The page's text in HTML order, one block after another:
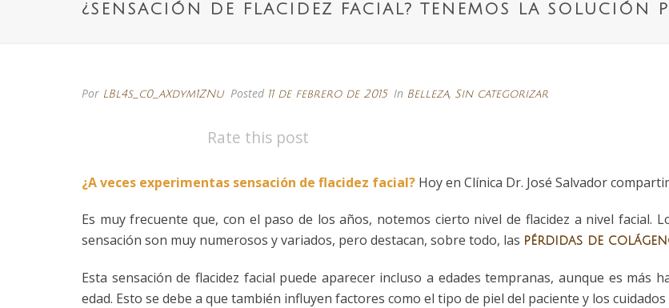
¿SENSACIÓN DE FLACIDEZ FACIAL? TENEMOS LA SOLUCIÓN
Por LBl4s_c0_aXdym1ZNu Posted 11 de febrero de 2015 In Belleza, Sin categorizar
Rate this post
¿A veces experimentas sensación de flacidez facial? Hoy en Clínica Dr. José Salvador
Es muy frecuente que, con el paso de los años, notemos cierto nivel de flacidez a nivel facial.
sensación son muy numerosos y variados, pero destacan, sobre todo, las pérdidas de
Esta sensación de flacidez facial puede aparecer incluso a edades tempranas, aunque es más
edad. Esto se debe a que también influyen factores como el tipo de piel del paciente y los